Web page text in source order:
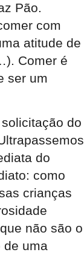
Pão.
com
atitude de
Comer é
ser um
do
do
como
crianças
não são o
de uma